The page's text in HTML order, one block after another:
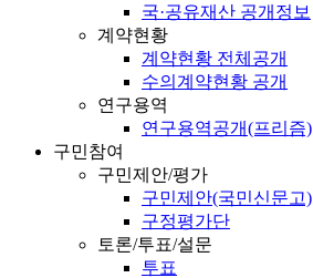
국·공유재산 공개정보
계약현황
계약현황 전체공개
수의계약현황 공개
연구용역
연구용역공개(프리즘)
구민참여
구민제안/평가
구민제안(국민신문고)
구정평가단
토론/투표/설문
투표